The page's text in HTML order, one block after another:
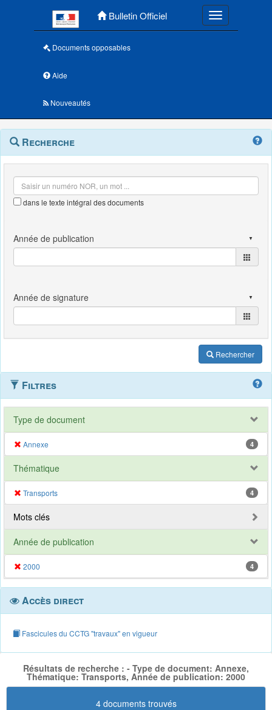
Bulletin Officiel Toggle
Documents opposables
Aide
Nouveautés
Navigation
outils
Menu
contextuel
Recherche
dans le texte intégral des documents
Rechercher
Filtres
Type de document
Annexe 4
Thématique
Transports 4
Mots clés
Année de publication
2000 4
Accès direct
Fascicules du CCTG "travaux" en vigueur
Résultats de recherche : - Type de document: Annexe,
Thématique: Transports, Année de publication: 2000
4 documents trouvés